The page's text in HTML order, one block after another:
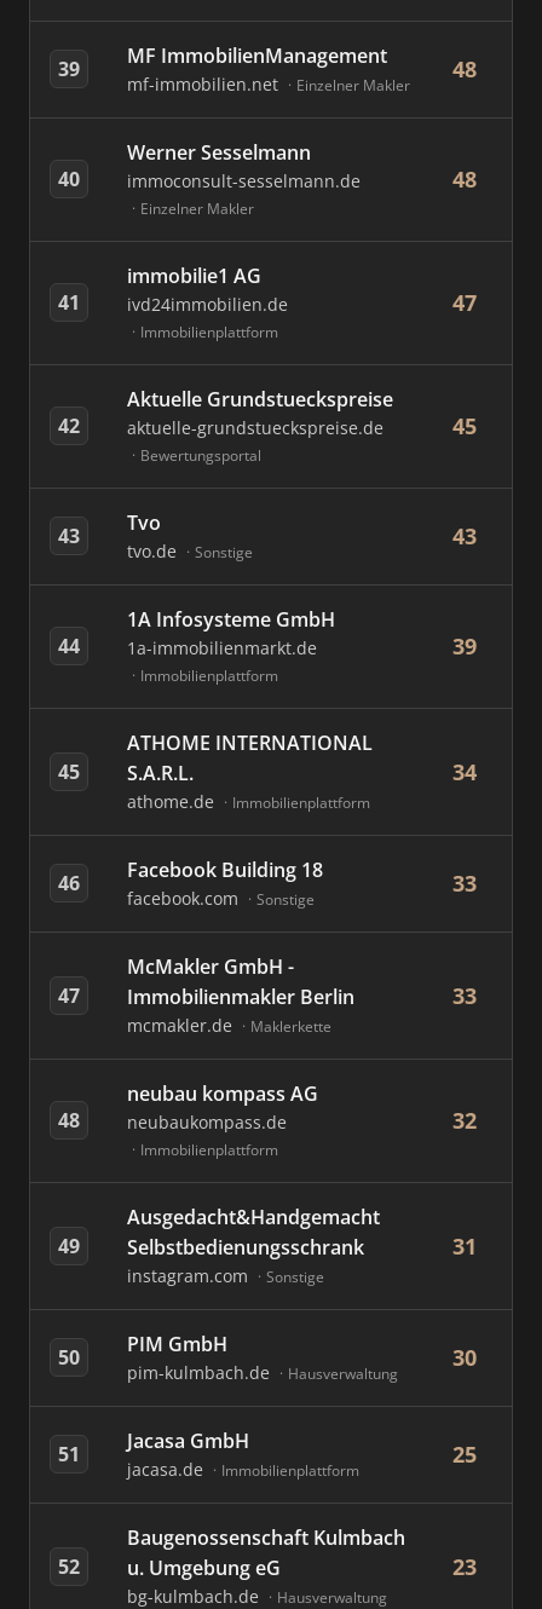
39 MF ImmobilienManagement
mf-immobilien.net Einzelner Makler
48
40
Werner Sesselmann
immoconsult-sesselmann.de
Einzelner Makler
48
41
immobilie1 AG
ivd24immobilien.de
Immobilienplattform
47
42
Aktuelle Grundstueckspreise
aktuelle-grundstueckspreise.de
Bewertungsportal
45
43 Tvo
tvo.de Sonstige
43
44
1A Infosysteme GmbH
1a-immobilienmarkt.de
Immobilienplattform
39
45
ATHOME INTERNATIONAL
S.A.R.L.
athome.de Immobilienplattform
34
46 Facebook Building 18
facebook.com Sonstige
33
47
McMakler GmbH -
Immobilienmakler Berlin
mcmakler.de Maklerkette
33
48
neubau kompass AG
neubaukompass.de
Immobilienplattform
32
49
Ausgedacht&Handgemacht
Selbstbedienungsschrank
instagram.com Sonstige
31
50 PIM GmbH
pim-kulmbach.de Hausverwaltung
30
51 Jacasa GmbH
jacasa.de Immobilienplattform
25
52
Baugenossenschaft Kulmbach
u. Umgebung eG
bg-kulmbach.de Hausverwaltung
23